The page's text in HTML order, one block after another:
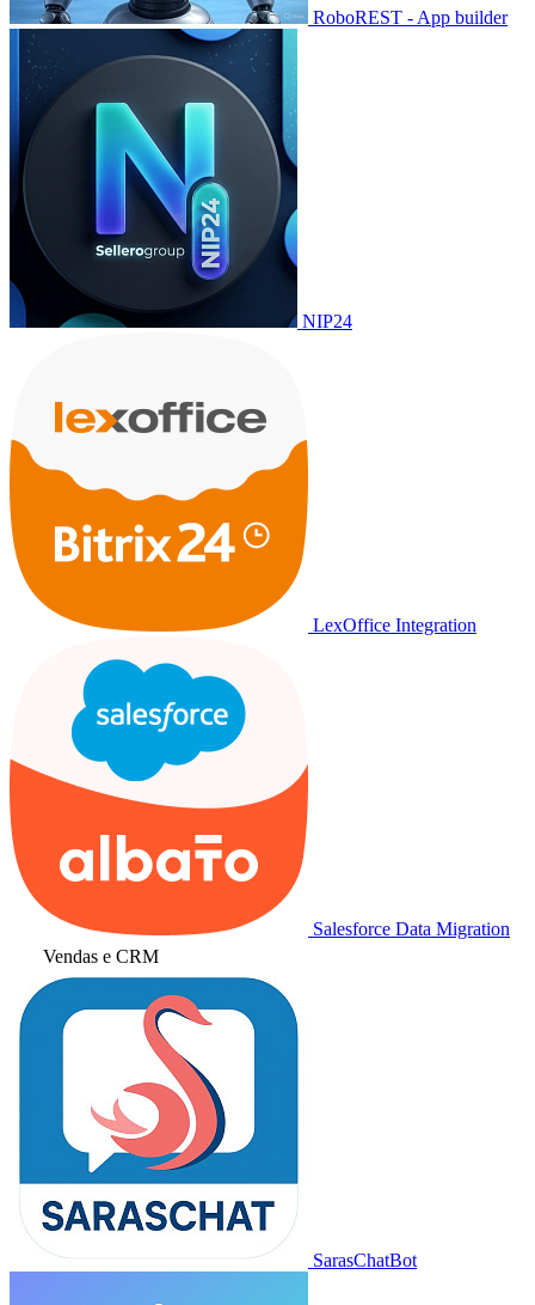
RoboREST - App builder
NIP24
LexOffice Integration
Salesforce Data Migration
Vendas e CRM
SarasChatBot